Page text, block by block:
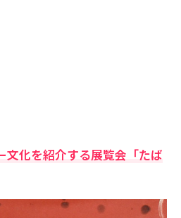
文化を紹介する展覧会「たば